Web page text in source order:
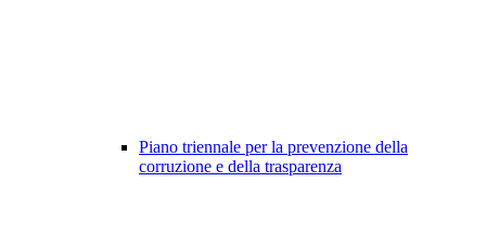
Piano triennale per la prevenzione della
corruzione e della trasparenza